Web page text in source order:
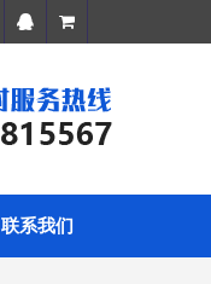
联系我们